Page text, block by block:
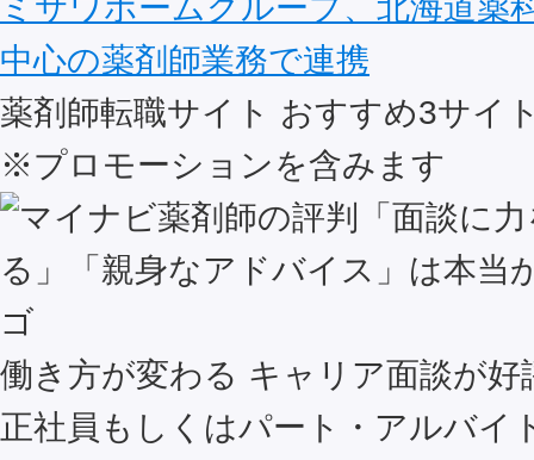
ミサワホームグループ、北海道薬
中心の薬剤師業務で連携
薬剤師転職サイト おすすめ3サイ
※プロモーションを含みます
働き方が変わる キャリア面談が好
正社員もしくはパート・アルバイ